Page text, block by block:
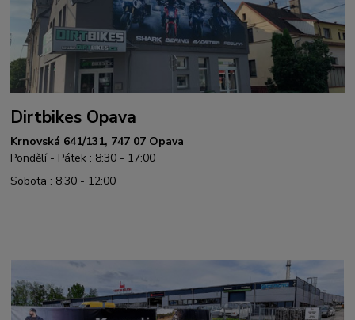
Dirtbikes Opava
Krnovská 641/131, 747 07 Opava
Pondělí - Pátek : 8:30 - 17:00
Sobota : 8:30 - 12:00